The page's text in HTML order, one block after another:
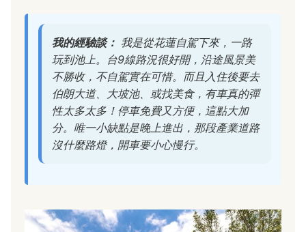
我的經驗談： 我是從花蓮自駕下來，一路
玩到池上。台9線路況很好開，沿途風景美
不勝收，不自駕實在可惜。而且入住後要去
伯朗大道、大坡池、或找美食，有車真的彈
性太多太多！停車免費又方便，這點大加
分。唯一小缺點是晚上進出，那段產業道路
沒什麼路燈，開車要小心慢行。